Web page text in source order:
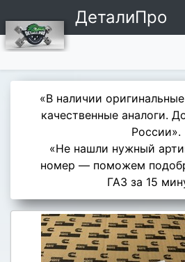
ДеталиПро
«В наличии
качественные аналоги.
России».
«Не нашли нужный
номер — поможем
ГАЗ за 15